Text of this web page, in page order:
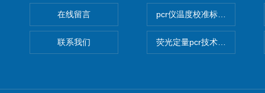
在线留言
联系我们
pcr仪温度校准标定设备
荧光定量pcr技术定制化服务